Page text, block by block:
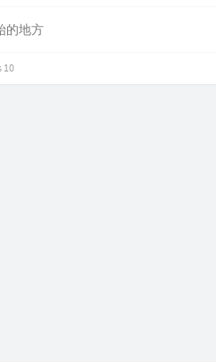
的地方
10